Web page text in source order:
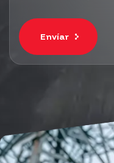
Envíar